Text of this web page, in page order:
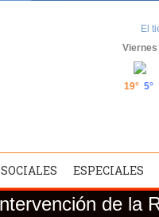
El
Viernes
19° 5°
SOCIALES ESPECIALES
de la Ruta